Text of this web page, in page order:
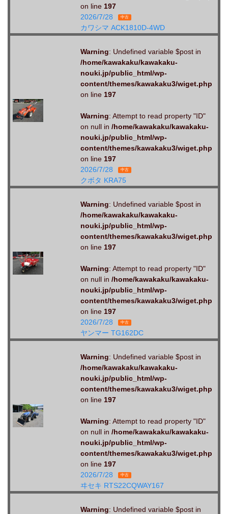
on line 197
2026/7/28
中古
カワシマ ACK1810D-4WD
Warning: Undefined variable $post in
/home/kawakaku/kawakaku-
nouki.jp/public_html/wp-
content/themes/kawakaku3/wiget.php
on line 197
Warning: Attempt to read property "ID"
on null in /home/kawakaku/kawakaku-
nouki.jp/public_html/wp-
content/themes/kawakaku3/wiget.php
on line 197
2026/7/28
中古
クボタ KRA75
Warning: Undefined variable $post in
/home/kawakaku/kawakaku-
nouki.jp/public_html/wp-
content/themes/kawakaku3/wiget.php
on line 197
Warning: Attempt to read property "ID"
on null in /home/kawakaku/kawakaku-
nouki.jp/public_html/wp-
content/themes/kawakaku3/wiget.php
on line 197
2026/7/28
中古
ヤンマー TG162DC
Warning: Undefined variable $post in
/home/kawakaku/kawakaku-
nouki.jp/public_html/wp-
content/themes/kawakaku3/wiget.php
on line 197
Warning: Attempt to read property "ID"
on null in /home/kawakaku/kawakaku-
nouki.jp/public_html/wp-
content/themes/kawakaku3/wiget.php
on line 197
2026/7/28
中古
ヰセキ RTS22CQWAY167
Warning: Undefined variable $post in